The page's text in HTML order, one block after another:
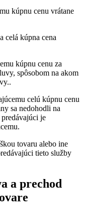
kúpnu cenu vrátane
celá kúpna cena
kúpnu cenu za
spôsobom na akom
celú kúpnu cenu
sa nedohodli na
je
tovaru alebo ine
tieto služby
a prechod